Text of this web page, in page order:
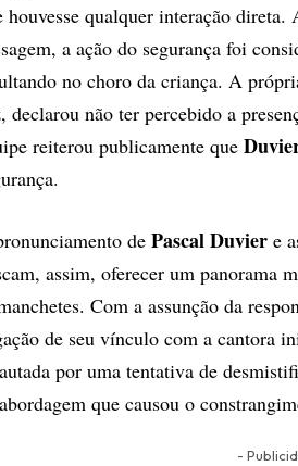
houvesse qualquer interação direta.
a ação do segurança foi
no choro da criança. A
declarou não ter percebido a
reiterou publicamente que
de Pascal Duvier e
assim, oferecer um panorama
Com a assunção da
de seu vínculo com a cantora
por uma tentativa de
que causou o
-